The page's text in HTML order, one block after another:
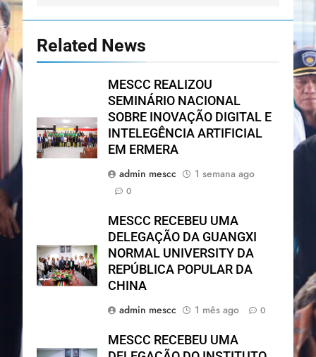
Related News
MESCC REALIZOU
SEMINÁRIO NACIONAL
SOBRE INOVAÇÃO DIGITAL E
INTELEGÊNCIA ARTIFICIAL
EM ERMERA
admin mescc
1 semana ago
0
MESCC RECEBEU UMA
DELEGAÇÃO DA GUANGXI
NORMAL UNIVERSITY DA
REPÚBLICA POPULAR DA
CHINA
admin mescc
1 mês ago 0
MESCC RECEBEU UMA